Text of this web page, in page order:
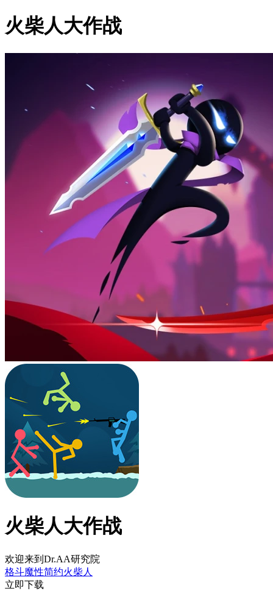
火柴人大作战
火柴人大作战
欢迎来到Dr.AA研究院
格斗魔性简约火柴人
立即下载